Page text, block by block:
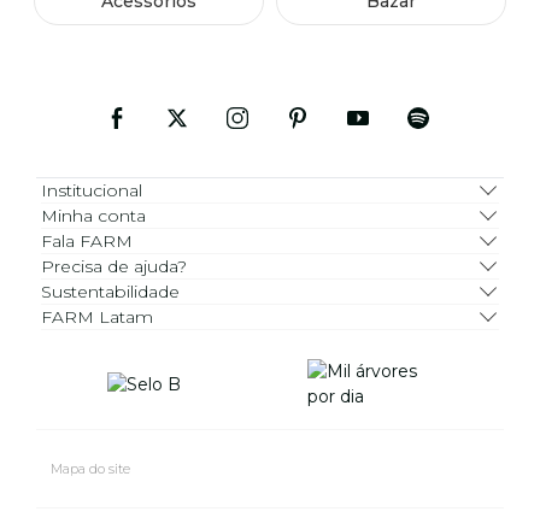
Institucional
Minha conta
Fala FARM
Precisa de ajuda?
Sustentabilidade
FARM Latam
Mapa do site